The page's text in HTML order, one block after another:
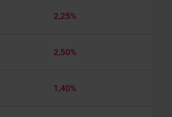
2,25%
2,50%
1,40%